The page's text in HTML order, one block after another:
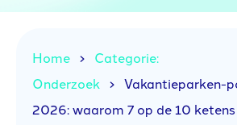
Home
Categorie:
Onderzoek
Vakantieparken-
2026: waarom 7 op de 10